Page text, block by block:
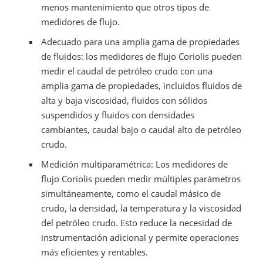
menos mantenimiento que otros tipos de
medidores de flujo.
Adecuado para una amplia gama de propiedades
de fluidos: los medidores de flujo Coriolis pueden
medir el caudal de petróleo crudo con una
amplia gama de propiedades, incluidos fluidos de
alta y baja viscosidad, fluidos con sólidos
suspendidos y fluidos con densidades
cambiantes, caudal bajo o caudal alto de petróleo
crudo.
Medición multiparamétrica: Los medidores de
flujo Coriolis pueden medir múltiples parámetros
simultáneamente, como el caudal másico de
crudo, la densidad, la temperatura y la viscosidad
del petróleo crudo. Esto reduce la necesidad de
instrumentación adicional y permite operaciones
más eficientes y rentables.